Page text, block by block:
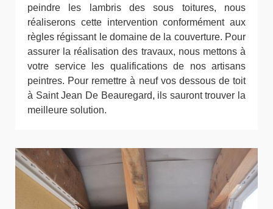
peindre les lambris des sous toitures, nous
réaliserons cette intervention conformément aux
règles régissant le domaine de la couverture. Pour
assurer la réalisation des travaux, nous mettons à
votre service les qualifications de nos artisans
peintres. Pour remettre à neuf vos dessous de toit
à Saint Jean De Beauregard, ils sauront trouver la
meilleure solution.